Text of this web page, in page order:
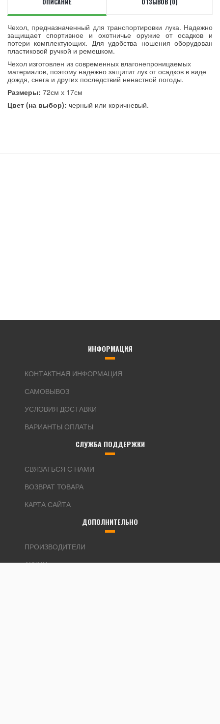
ОПИСАНИЕ ОТЗЫВОВ (0)
Чехол, предназначенный для транспортировки лука. Надежно
защищает спортивное и охотничье оружие от осадков и
потери комплектующих. Для удобства ношения оборудован
пластиковой ручкой и ремешком.
Чехол изготовлен из современных влагонепроницаемых
материалов, поэтому надежно защитит лук от осадков в виде
дождя, снега и других последствий ненастной погоды.
Размеры: 72см х 17см
Цвет (на выбор): черный или коричневый.
ИНФОРМАЦИЯ
КОНТАКТНАЯ ИНФОРМАЦИЯ
САМОВЫВОЗ
УСЛОВИЯ ДОСТАВКИ
ВАРИАНТЫ ОПЛАТЫ
СЛУЖБА ПОДДЕРЖКИ
СВЯЗАТЬСЯ С НАМИ
ВОЗВРАТ ТОВАРА
КАРТА САЙТА
ДОПОЛНИТЕЛЬНО
ПРОИЗВОДИТЕЛИ
АКЦИИ